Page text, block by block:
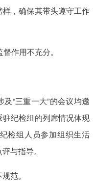
，确保其带头遵守工作
作用不充分。
“三重一大”的会议均邀
纪检组的列席情况体现
检组人员参加组织生活
与指导。
范。